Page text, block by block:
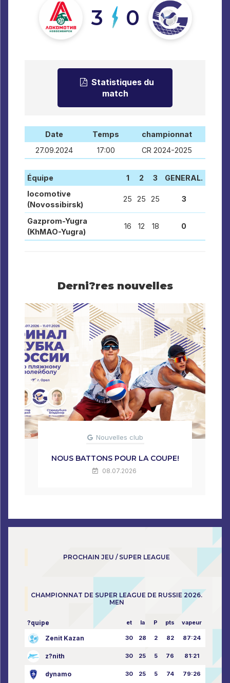
3 0
Statistiques du
match
Date Temps
championnat
27.09.2024
17:00 CR 2024-2025
Équipe 1 2 3
GENERAL.
locomotive
(Novossibirsk)
25 25 25 3
Gazprom-Yugra
(KhMAO-Yugra)
16 12 18 0
Derni?res nouvelles
Nouvelles club
NOUS BATTONS POUR LA COUPE!
08.07.2026
PROCHAIN JEU / SUPER LEAGUE
CHAMPIONNAT DE SUPER LEAGUE DE RUSSIE 2026.
MEN
?quipe et la P pts vapeur
Zenit Kazan 30 28 2 82 87:24
z?nith 30 25 5 76 81:21
dynamo 30 25 5 74 79:26